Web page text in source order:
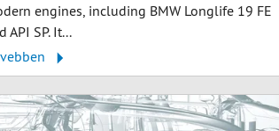
engines, including BMW Longlife 19 FE
API SP. It...